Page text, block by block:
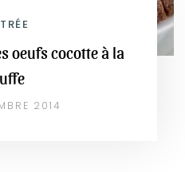
oeufs cocotte à la
2014